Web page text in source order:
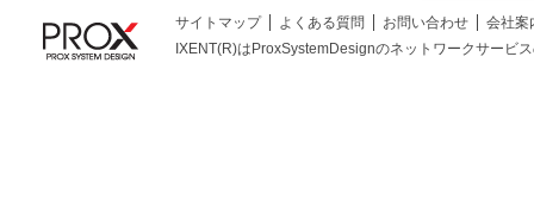
サイトマップ よくある質問 お問い合わせ
会社案
IXENT(R)はProxSystemDesignのネットワークサービ